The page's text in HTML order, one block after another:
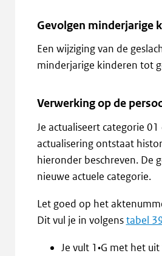
Gevolgen minderjarige
Een wijziging van de
minderjarige kinderen tot
Verwerking op de
Je actualiseert categorie
actualisering ontstaat
hieronder beschreven. De
nieuwe actuele categorie.
Let goed op het
Dit vul je in volgenstabel
Je vult 1•G met het